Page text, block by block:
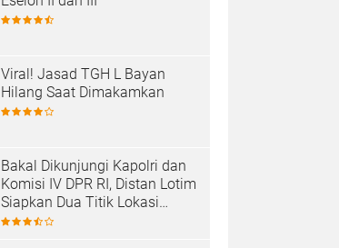
Viral! Jasad TGH L Bayan
Hilang Saat Dimakamkan
Bakal Dikunjungi Kapolri dan
Komisi IV DPR RI, Distan Lotim
Siapkan Dua Titik Lokasi
Panen Raya Bawang Putih